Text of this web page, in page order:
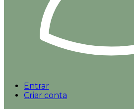
Entrar
Criar conta